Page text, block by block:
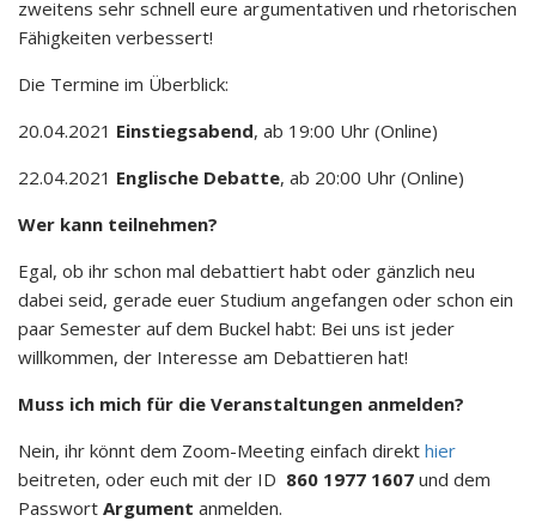
zweitens sehr schnell eure argumentativen und rhetorischen
Fähigkeiten verbessert!
Die Termine im Überblick:
20.04.2021 Einstiegsabend, ab 19:00 Uhr (Online)
22.04.2021 Englische Debatte, ab 20:00 Uhr (Online)
Wer kann teilnehmen?
Egal, ob ihr schon mal debattiert habt oder gänzlich neu
dabei seid, gerade euer Studium angefangen oder schon ein
paar Semester auf dem Buckel habt: Bei uns ist jeder
willkommen, der Interesse am Debattieren hat!
Muss ich mich für die Veranstaltungen anmelden?
Nein, ihr könnt dem Zoom-Meeting einfach direkt hier
beitreten, oder euch mit der ID 860 1977 1607 und dem
Passwort Argument anmelden.